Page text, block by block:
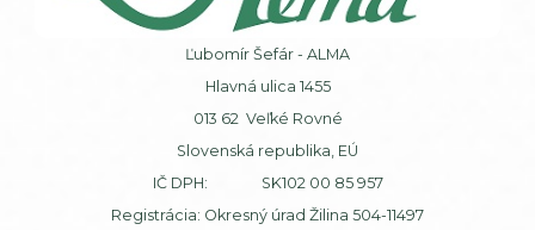
Ľubomír Šefár - ALMA
Hlavná ulica 1455
013 62 Veľké Rovné
Slovenská republika, EÚ
IČ DPH: SK102 00 85 957
Registrácia: Okresný úrad Žilina 504-11497